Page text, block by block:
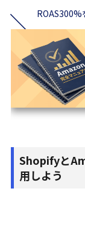
ROAS300%
Shopifyと
用しよう